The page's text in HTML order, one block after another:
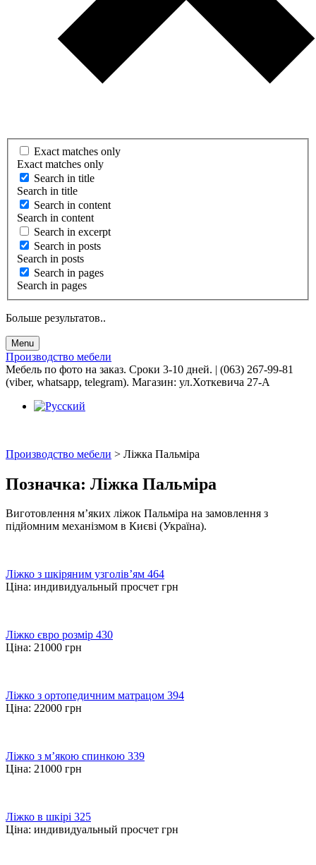
Exact matches only
Exact matches only
Search in title
Search in title
Search in content
Search in content
Search in excerpt
Search in posts
Search in posts
Search in pages
Search in pages
Больше результатов..
Menu
Производство мебели
Мебель по фото на заказ. Сроки 3-10 дней. | (063) 267-99-81
(viber, whatsapp, telegram). Магазин: ул.Хоткевича 27-А
Производство мебели > Ліжка Пальміра
Позначка: Ліжка Пальміра
Виготовлення м’яких ліжок Пальміра на замовлення з
підйомним механізмом в Києві (Україна).
Ліжко з шкіряним узголів’ям 464
Ціна: индивидуальный просчет грн
Ліжко євро розмір 430
Ціна: 21000 грн
Ліжко з ортопедичним матрацом 394
Ціна: 22000 грн
Ліжко з м’якою спинкою 339
Ціна: 21000 грн
Ліжко в шкірі 325
Ціна: индивидуальный просчет грн